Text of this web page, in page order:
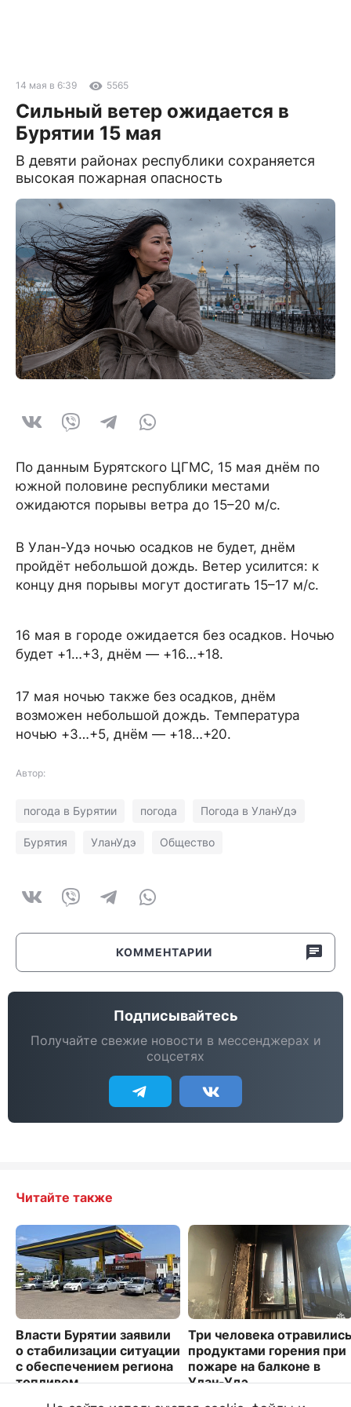
14 мая в 6:39 5565
Сильный ветер ожидается в
Бурятии 15 мая
В девяти районах республики сохраняется
высокая пожарная опасность
По данным Бурятского ЦГМС, 15 мая днём по
южной половине республики местами
ожидаются порывы ветра до 15–20 м/с.
В Улан-Удэ ночью осадков не будет, днём
пройдёт небольшой дождь. Ветер усилится: к
концу дня порывы могут достигать 15–17 м/с.
16 мая в городе ожидается без осадков. Ночью
будет +1…+3, днём — +16…+18.
17 мая ночью также без осадков, днём
возможен небольшой дождь. Температура
ночью +3…+5, днём — +18…+20.
Автор:
погода в Бурятии погода Погода в УланУдэ
Бурятия УланУдэ Общество
КОММЕНТАРИИ
Подписывайтесь
Получайте свежие новости в мессенджерах и
соцсетях
Читайте также
Власти Бурятии заявили
о стабилизации ситуации
с обеспечением региона
топливом
2584
Три человека отравились
продуктами горения при
пожаре на балконе в
Улан-Удэ
1531